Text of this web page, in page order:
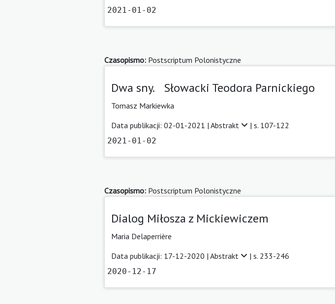
2021-01-02
Czasopismo: Postscriptum Polonistyczne
Dwa sny. Słowacki Teodora Parnickiego
Tomasz Markiewka
Data publikacji: 02-01-2021 | Abstrakt | s. 107-122
2021-01-02
Czasopismo: Postscriptum Polonistyczne
Dialog Miłosza z Mickiewiczem
Maria Delaperrière
Data publikacji: 17-12-2020 | Abstrakt | s. 233-246
2020-12-17